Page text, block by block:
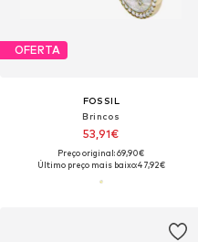
OFERTA
FOSSIL
Brincos
53,91€
Preço original: 69,90€
Último preço mais baixo:47,92€